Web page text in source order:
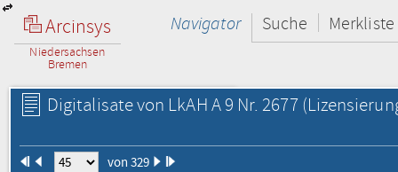
Arcinsys
Niedersachsen
Bremen
Navigator Suche Merkliste
Digitalisate von LkAH A 9 Nr. 2677
von 329